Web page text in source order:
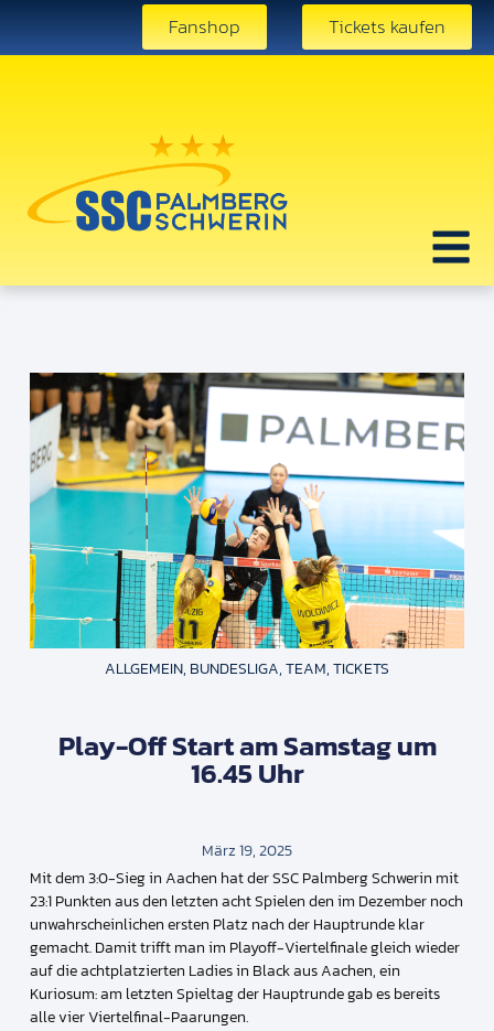
Fanshop Tickets kaufen
ALLGEMEIN, BUNDESLIGA,TEAM,TICKETS
Play-Off Start am Samstag um
16.45 Uhr
März 19, 2025
Mit dem 3:0-Sieg in Aachen hat der SSC Palmberg Schwerin mit
23:1 Punkten aus den letzten acht Spielen den im Dezember noch
unwahrscheinlichen ersten Platz nach der Hauptrunde klar
gemacht. Damit trifft man im Playoff-Viertelfinale gleich wieder
auf die achtplatzierten Ladies in Black aus Aachen, ein
Kuriosum: am letzten Spieltag der Hauptrunde gab es bereits
alle vier Viertelfinal-Paarungen.